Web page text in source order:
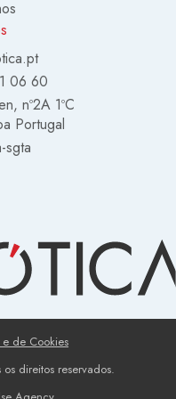
06 60
nº2A 1ºC
Portugal
sgta
de Cookies
direitos reservados.